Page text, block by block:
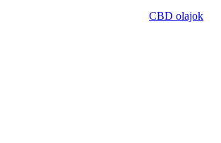
CBD olajok